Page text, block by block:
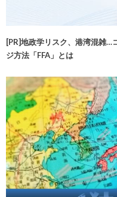
[PR]地政学リスク、港湾混雑…
ジ方法「FFA」とは